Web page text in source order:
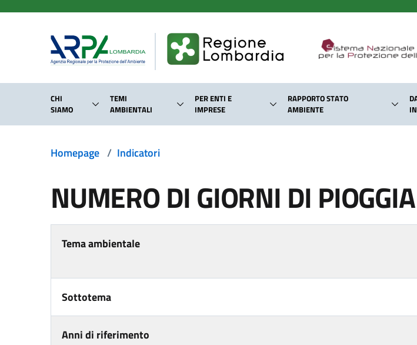
CHI
SIAMO
TEMI
AMBIENTALI
PER ENTI E
IMPRESE
RAPPORTO STATO
AMBIENTE
Homepage / Indicatori
NUMERO DI GIORNI DI
Tema ambientale
Sottotema
Anni di riferimento